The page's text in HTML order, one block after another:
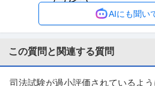
残業月20時間以内
年収800万円〜1,000万円
ネットサービス ※会員属性…続きを見る
AIにも聞い
この質問と関連する質問
司法試験が過小評価されているよ